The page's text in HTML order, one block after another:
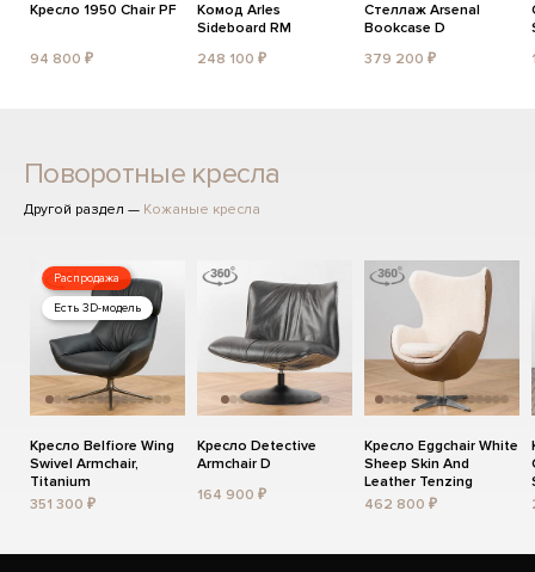
Кресло 1950 Chair PF
94 800 ₽
Комод Arles
Sideboard RM
248 100 ₽
Стеллаж Arsenal
Bookcase D
379 200 ₽
Поворотные кресла
Другой раздел — Кожаные кресла
Распродажа
Есть 3D-модель
Кресло Belfiore Wing
Swivel Armchair,
Titanium
351 300 ₽
Кресло Detective
Armchair D
164 900 ₽
Кресло Eggchair White
Sheep Skin And
Leather Tenzing
462 800 ₽